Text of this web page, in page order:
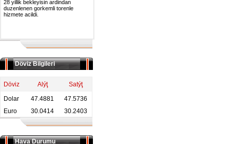
28 yillik bekleyisin ardindan
duzenlenen gorkemli torenle
hizmete acildi.
Döviz Bilgileri
Döviz Alýţ
Satýţ
Dolar
47.4881
47.5736
Euro
30.0414 30.2403
Hava Durumu